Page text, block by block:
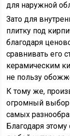
для наружной
Зато для
плитку под
благодаря
сравнивать его
керамическим
не пользу
К тому же,
огромный выбор
самых
Благодаря